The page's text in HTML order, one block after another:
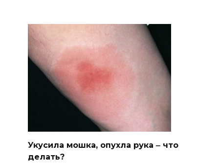
Укусила мошка, опухла рука ‒ что
делать?